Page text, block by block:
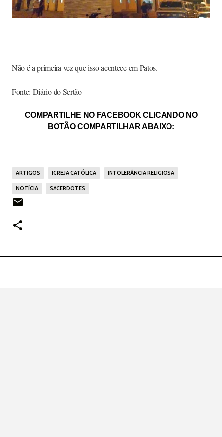
Não é a primeira vez que isso acontece em Patos.
Fonte: Diário do Sertão
COMPARTILHE NO FACEBOOK CLICANDO NO
BOTÃOCOMPARTILHARABAIXO:
ARTIGOS IGREJA CATÓLICA INTOLERÂNCIA RELIGIOSA
NOTÍCIA SACERDOTES